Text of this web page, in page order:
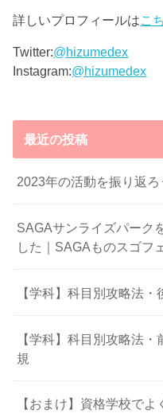
詳しいプロフィールはこ
Twitter:@hizumedex
Instagram:@hizumedex
最近の投稿
2023年の活動を振り返ろ
SAGAサンライズパーク
した｜SAGAものスゴフ
【学科】科目別攻略法
【学科】科目別攻略法
規
【おまけ】資格学校でよ